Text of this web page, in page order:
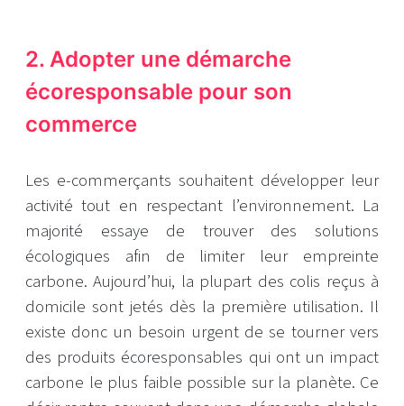
2. Adopter une démarche
écoresponsable pour son
commerce
Les e-commerçants souhaitent développer leur
activité tout en respectant l’environnement. La
majorité essaye de trouver des solutions
écologiques afin de limiter leur empreinte
carbone. Aujourd’hui, la plupart des colis reçus à
domicile sont jetés dès la première utilisation. Il
existe donc un besoin urgent de se tourner vers
des produits écoresponsables qui ont un impact
carbone le plus faible possible sur la planète. Ce